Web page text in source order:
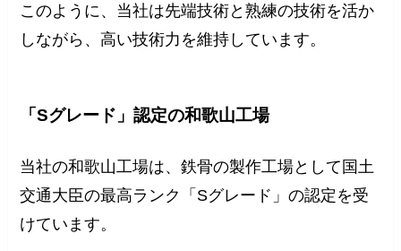
このように、当社は先端技術と熟練の技術を活か
しながら、高い技術力を維持しています。
「Sグレード」認定の和歌山工場
当社の和歌山工場は、鉄骨の製作工場として国土
交通大臣の最高ランク「Sグレード」の認定を受
けています。